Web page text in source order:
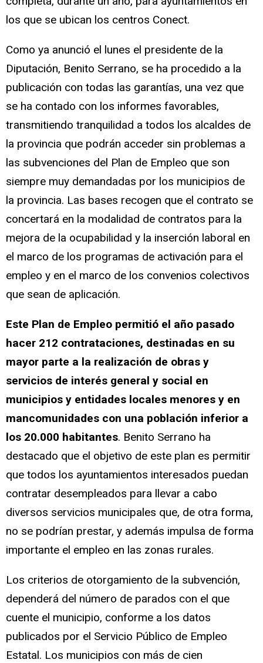
los que se ubican los centros Conect.
Como ya anunció el lunes el presidente de la
Diputación, Benito Serrano, se ha procedido a la
publicación con todas las garantías, una vez que
se ha contado con los informes favorables,
transmitiendo tranquilidad a todos los alcaldes de
la provincia que podrán acceder sin problemas a
las subvenciones del Plan de Empleo que son
siempre muy demandadas por los municipios de
la provincia. Las bases recogen que el contrato se
concertará en la modalidad de contratos para la
mejora de la ocupabilidad y la inserción laboral en
el marco de los programas de activación para el
empleo y en el marco de los convenios colectivos
que sean de aplicación.
Este Plan de Empleo permitió el año pasado
hacer 212 contrataciones, destinadas en su
mayor parte a la realización de obras y
servicios de interés general y social en
municipios y entidades locales menores y en
mancomunidades con una población inferior a
los 20.000 habitantes. Benito Serrano ha
destacado que el objetivo de este plan es permitir
que todos los ayuntamientos interesados puedan
contratar desempleados para llevar a cabo
diversos servicios municipales que, de otra forma,
no se podrían prestar, y además impulsa de forma
importante el empleo en las zonas rurales.
Los criterios de otorgamiento de la subvención,
dependerá del número de parados con el que
cuente el municipio, conforme a los datos
publicados por el Servicio Público de Empleo
Estatal. Los municipios con más de cien